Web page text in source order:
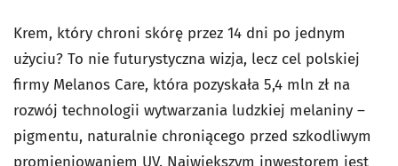
Krem, który chroni skórę przez 14 dni po jednym
użyciu? To nie futurystyczna wizja, lecz cel polskiej
firmy Melanos Care, która pozyskała 5,4 mln zł na
rozwój technologii wytwarzania ludzkiej melaniny –
pigmentu, naturalnie chroniącego przed szkodliwym
promieniowaniem UV. Największym inwestorem jest